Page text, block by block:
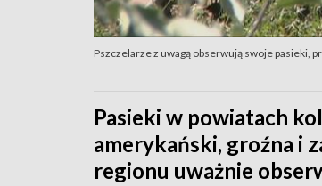
Pszczelarze z uwagą obserwują swoje pasieki,
Pasieki w powiatach
amerykański, groźna i
regionu uważnie